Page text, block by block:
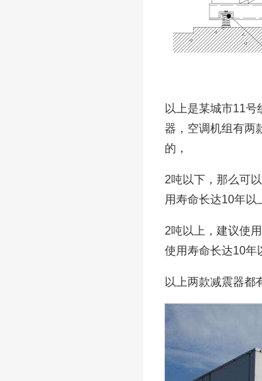
以上是某城市11
器，空调机组有两
的，
2吨以下，那么可
用寿命长达10年以
2吨以上，建议使
使用寿命长达10年
以上两款减震器都